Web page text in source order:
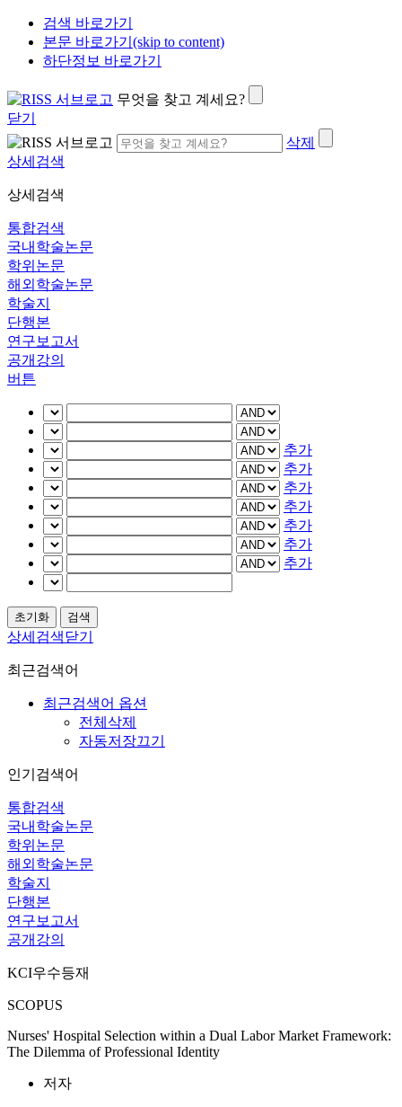
검색 바로가기
본문 바로가기(skip to content)
하단정보 바로가기
무엇을 찾고 계세요?
닫기
삭제
상세검색
상세검색
통합검색
국내학술논문
학위논문
해외학술논문
학술지
단행본
연구보고서
공개강의
버튼
추가
추가
추가
추가
추가
추가
추가
상세검색닫기
최근검색어
최근검색어 옵션
전체삭제
자동저장끄기
인기검색어
통합검색
국내학술논문
학위논문
해외학술논문
학술지
단행본
연구보고서
공개강의
KCI우수등재
SCOPUS
Nurses' Hospital Selection within a Dual Labor Market Framework:
The Dilemma of Professional Identity
저자